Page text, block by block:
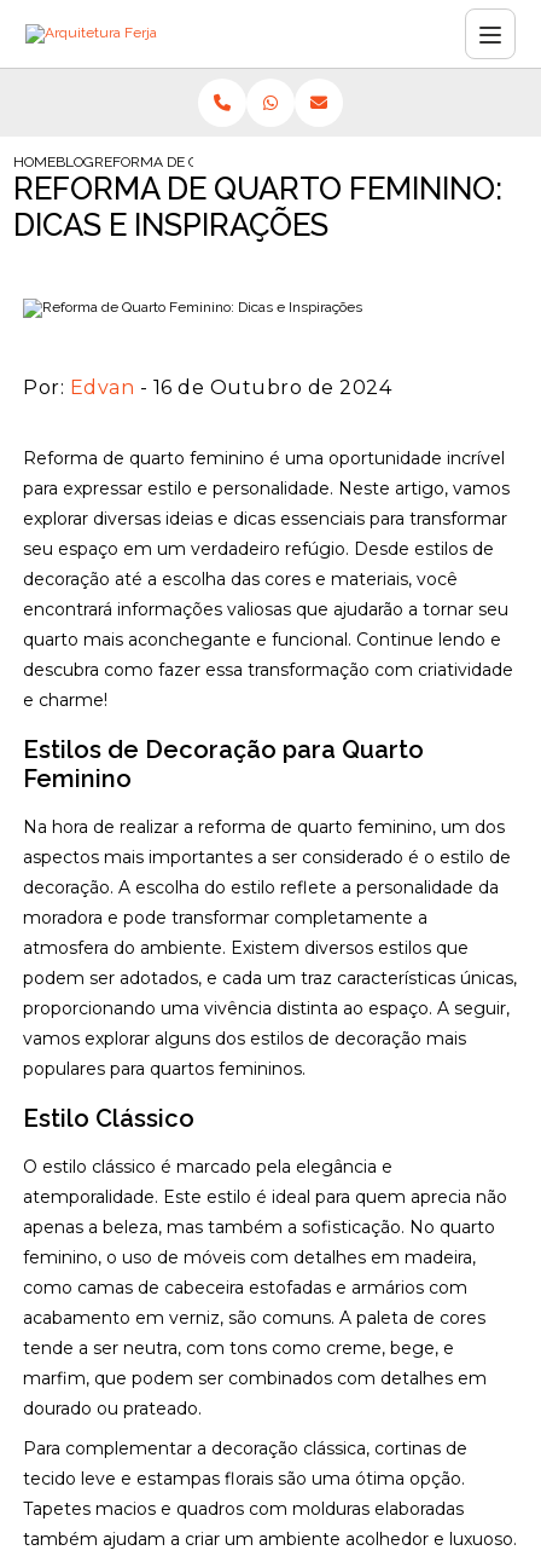
HOMEBLOGREFORMA DE QUARTO FEMININO: DICAS E INSPIRAÇÕES
REFORMA DE QUARTO FEMININO:
DICAS E INSPIRAÇÕES
Por: Edvan - 16 de Outubro de 2024
Reforma de quarto feminino é uma oportunidade incrível
para expressar estilo e personalidade. Neste artigo, vamos
explorar diversas ideias e dicas essenciais para transformar
seu espaço em um verdadeiro refúgio. Desde estilos de
decoração até a escolha das cores e materiais, você
encontrará informações valiosas que ajudarão a tornar seu
quarto mais aconchegante e funcional. Continue lendo e
descubra como fazer essa transformação com criatividade
e charme!
Estilos de Decoração para Quarto
Feminino
Na hora de realizar a reforma de quarto feminino, um dos
aspectos mais importantes a ser considerado é o estilo de
decoração. A escolha do estilo reflete a personalidade da
moradora e pode transformar completamente a
atmosfera do ambiente. Existem diversos estilos que
podem ser adotados, e cada um traz características únicas,
proporcionando uma vivência distinta ao espaço. A seguir,
vamos explorar alguns dos estilos de decoração mais
populares para quartos femininos.
Estilo Clássico
O estilo clássico é marcado pela elegância e
atemporalidade. Este estilo é ideal para quem aprecia não
apenas a beleza, mas também a sofisticação. No quarto
feminino, o uso de móveis com detalhes em madeira,
como camas de cabeceira estofadas e armários com
acabamento em verniz, são comuns. A paleta de cores
tende a ser neutra, com tons como creme, bege, e
marfim, que podem ser combinados com detalhes em
dourado ou prateado.
Para complementar a decoração clássica, cortinas de
tecido leve e estampas florais são uma ótima opção.
Tapetes macios e quadros com molduras elaboradas
também ajudam a criar um ambiente acolhedor e luxuoso.